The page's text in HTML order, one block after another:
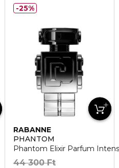
RABANNE
PHANTOM
Phantom Elixir Parfum
44 300 Ft
25%